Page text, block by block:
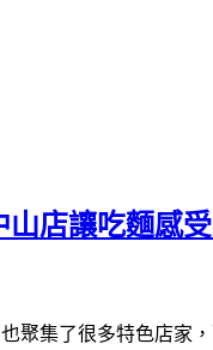
山店讓吃麵感
聚集了很多特色店家